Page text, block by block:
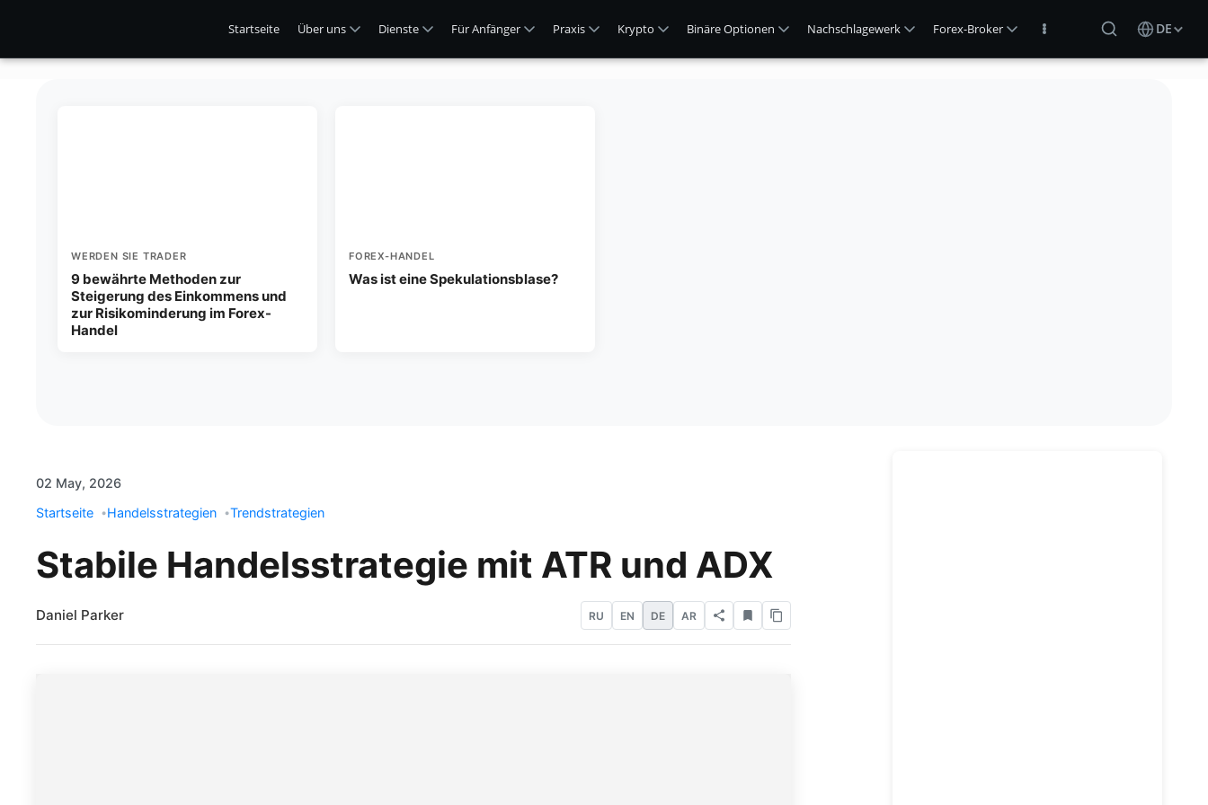
Startseite Über uns Dienste Für Anfänger Praxis Krypto Binäre Optionen Nachschlagewerk Forex-Broker DE
WERDEN SIE TRADER
9 bewährte Methoden zur
Steigerung des Einkommens und
zur Risikominderung im Forex-
Handel
FOREX-HANDEL
Was ist eine Spekulationsblase?
Stabile Handelsstrategie mit ATR und ADX
RU EN DE AR